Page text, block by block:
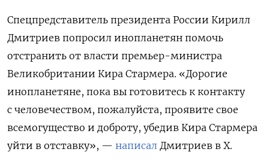
Спецпредставитель президента России Кирилл
Дмитриев попросил инопланетян помочь
отстранить от власти премьер-министра
Великобритании Кира Стармера. «Дорогие
инопланетяне, пока вы готовитесь к контакту
с человечеством, пожалуйста, проявите свое
всемогущество и доброту, убедив Кира Стармера
уйти в отставку», — написал Дмитриев в X.